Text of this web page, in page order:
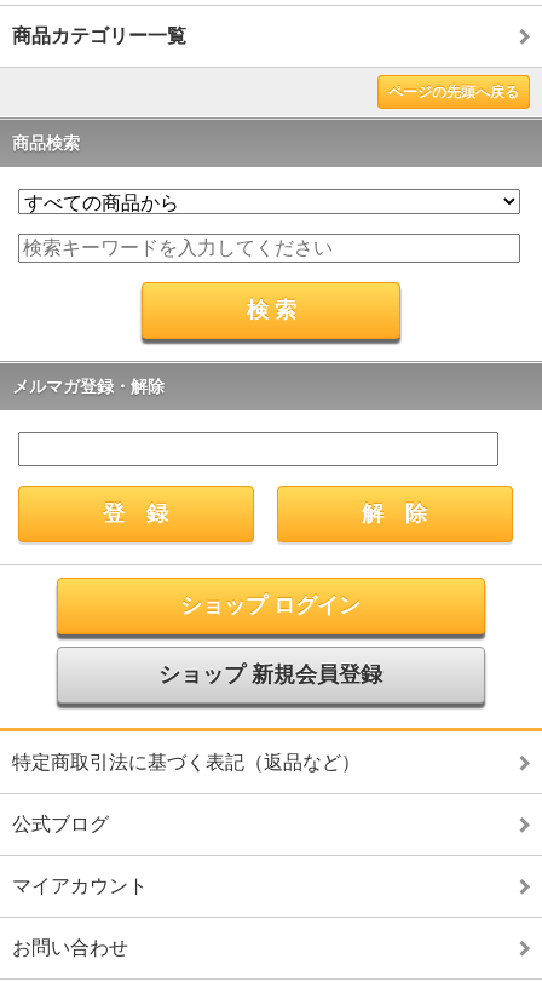
商品カテゴリー一覧
ページの先頭へ戻る
商品検索
メルマガ登録・解除
ショップ ログイン
ショップ 新規会員登録
特定商取引法に基づく表記（返品など）
公式ブログ
マイアカウント
お問い合わせ